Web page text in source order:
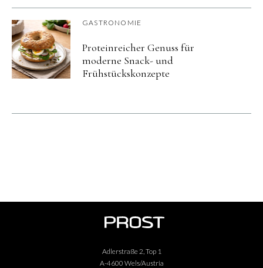
GASTRONOMIE
Proteinreicher Genuss für
moderne Snack- und
Frühstückskonzepte
Adlerstraße 2, Top 1
A-4600 Wels/Austria